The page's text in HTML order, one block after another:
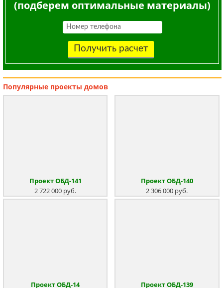
(подберем оптимальные материалы)
Получить расчет
Популярные проекты домов
Проект ОБД-141
2 722 000 руб.
Проект ОБД-140
2 306 000 руб.
Проект ОБД-14
Проект ОБД-139